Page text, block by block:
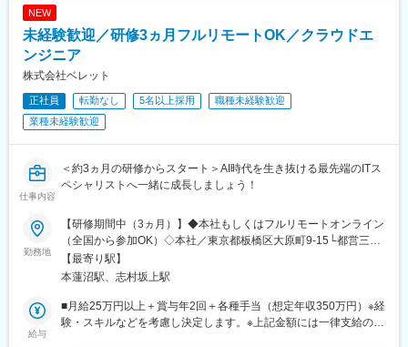
都)、池袋駅、目黒駅、錦糸町駅、六本木駅、渋谷駅、調布駅、上
野駅、小平駅、立川駅、日本橋駅(東京都)、吉祥寺駅、多摩センタ
ー駅、青梅駅、国分寺駅、武蔵小金井駅、昭島駅、東京駅、国立
駅、玉川上水駅、東久留米駅、船橋駅、松戸駅、市川駅、柏駅、
五井駅、千葉駅、流山おおたかの森駅、八千代台駅、習志野駅、
浦安駅(千葉県)、愛宕駅(千葉県)、木更津駅、成田駅、我孫子駅、
鎌ケ谷駅、印西牧の原駅、四街道駅、銚子駅、藤沢駅、横須賀
川県)、本厚木駅、小田原駅、鎌倉駅、秦野駅、座間駅、伊勢原
駅、逗子駅、三崎口駅、長野駅、松本駅、上田駅、佐久平駅、飯
府駅、竜王駅、石和温泉駅、富士山駅、山梨市駅、都留市駅、韮
崎駅、大月駅、富山駅、越中中川駅、砺波駅、黒部駅、魚津駅、
滑川駅、金沢駅、福井駅(福井県)、敦賀駅、浜松駅、静岡駅、富士
駅、沼津駅、磐田駅、藤枝駅、岡崎駅、豊橋駅、名古屋駅、刈谷
市駅、名鉄一宮駅、三河安城駅、岐阜駅、各務ケ原駅、多治見
駅、可児駅、四日市駅、津駅、名張駅、布施駅、豊中駅、吹田駅
(東海道本線)、梅田駅(地下鉄)、茨木駅、京都駅、宇治駅(奈良
線)、亀岡駅、奈良駅、天理駅、和歌山駅、姫路駅、西宮駅(ＪＲ
NEW
未経験歓迎／研修3ヵ月フルリモートOK／クラウドエ
ンジニア
株式会社ベレット
正社員 転勤なし 5名以上採用
職種未経験歓迎
業種未経験歓迎
仕事内容
＜約3ヵ月の研修からスタート＞AI時代を生き抜ける最先端のITス
ペシャリストへ一緒に成長しましょう！
勤務地
【研修期間中（3ヵ月）】◆本社もしくはフルリモートオンライン
（全国から参加OK）◇本社／東京都板橋区大原町9-15└都営三田
線「本蓮沼駅」より徒歩4分└都営三田線「志村坂上駅」より徒歩
9分【研修終了後】◆東京23区を中心とした全国各地のITプロジェ
ん。※すべて徒歩10分以内の駅チカオフィスです。※フルリモー
ト・在宅勤務・リモートワークはプロジェクトによって異なりま
【最寄り駅】
本蓮沼駅、志村坂上駅
給与
■月給25万円以上＋賞与年2回＋各種手当（想定年収350万円）※経
験・スキルなどを考慮し決定します。※上記金額には一律支給の住